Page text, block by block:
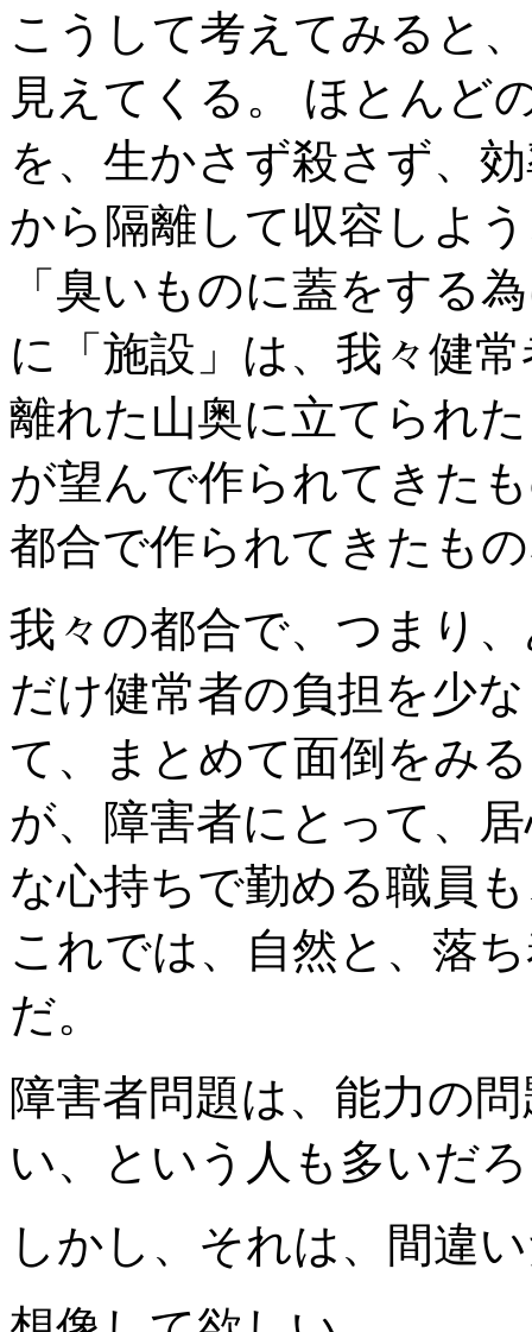
こうして考えてみると
見えてくる。 ほとんど
を、生かさず殺さず、
から隔離して収容しよ
「臭いものに蓋をする
に「施設」は、我々健
離れた山奥に立てられ
が望んで作られてきた
都合で作られてきたも
我々の都合で、つまり
だけ健常者の負担を少
て、まとめて面倒をみ
が、障害者にとって、
な心持ちで勤める職員
これでは、自然と、落
だ。
障害者問題は、能力の
い、という人も多いだ
しかし、それは、間違